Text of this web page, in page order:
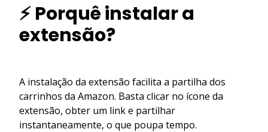
⚡ Porquê instalar a
extensão?
A instalação da extensão facilita a partilha dos
carrinhos da Amazon. Basta clicar no ícone da
extensão, obter um link e partilhar
instantaneamente, o que poupa tempo.